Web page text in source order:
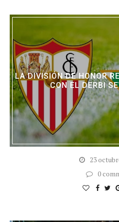
LA DIVISIÓN DE HONOR
CON EL DERBI
23
0